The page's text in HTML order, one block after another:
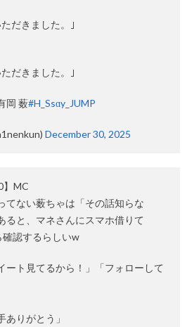
だきました。｣
だきました。｣
岡 薮#H_Ssɑy_JUMP
December 30, 2025
】MC
てない薮ちゃは「その話知らな
ると、マネさんにスマホ借りて
確認するらしいw
ート見てるから！」「フォローして
りがとう」